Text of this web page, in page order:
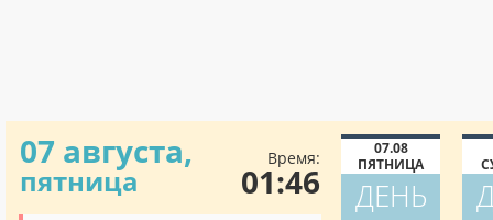
07 августа,
пятница
Время:
01:46
07.08
ПЯТНИЦА
ДЕНЬ